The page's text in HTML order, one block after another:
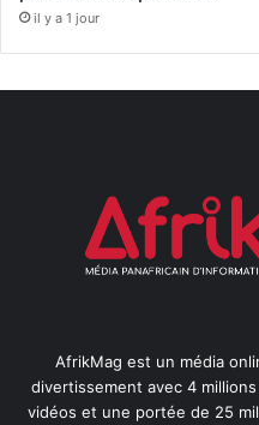
il y a 1 jour
AfrikMag est un média
divertissement avec 4
vidéos et une portée de 25